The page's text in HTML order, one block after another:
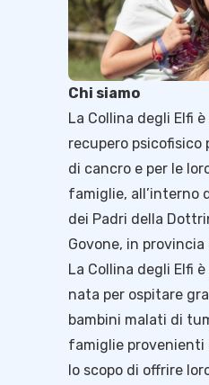
Chi siamo
La Collina degli Elfi
recupero psicofisico
di cancro e per le
famiglie, all’interno
dei Padri della
Govone, in provincia
La Collina degli Elfi
nata per ospitare
bambini malati di
famiglie
lo scopo di offrire